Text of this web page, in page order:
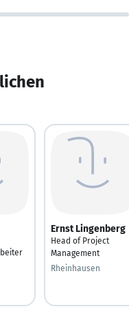
Ernst Lingenberg
Head of Project
Management
Rheinhausen